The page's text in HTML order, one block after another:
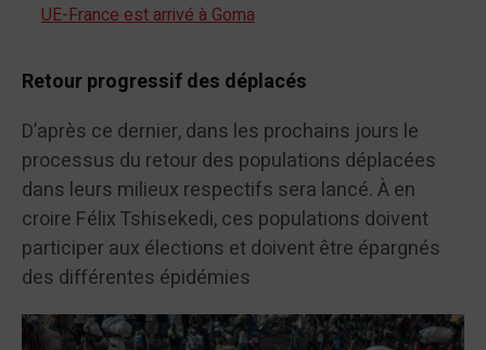
UE-France est arrivé à Goma
Retour progressif des déplacés
D’après ce dernier, dans les prochains jours le
processus du retour des populations déplacées
dans leurs milieux respectifs sera lancé. À en
croire Félix Tshisekedi, ces populations doivent
participer aux élections et doivent être épargnés
des différentes épidémies